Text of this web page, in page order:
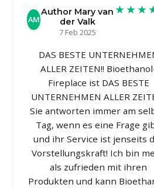
AM
Author Mary van
der Valk
7 Feb 2025
DAS BESTE
ALLER ZEITEN!!
Fireplace ist DAS BESTE
UNTERNEHMEN ALLER
Sie antworten immer am
Tag, wenn es eine Frage
und ihr Service ist jenseits
Vorstellungskraft! Ich bin
als zufrieden mit ihren
Produkten und kann